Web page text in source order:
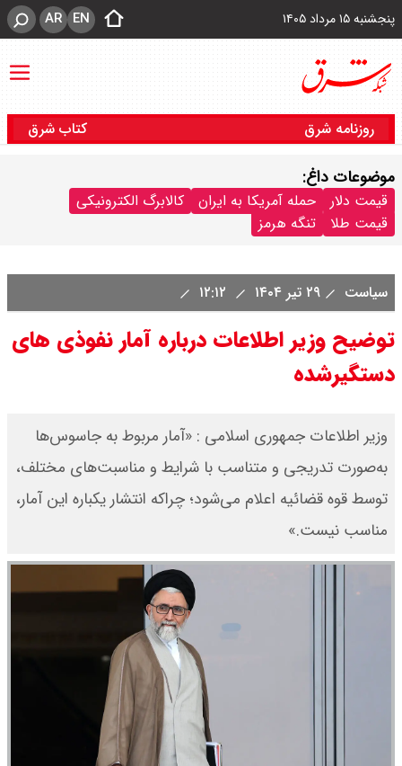
پنجشنبه ۱۵ مرداد ۱۴۰۵ EN
AR
روزنامه شرق کتاب شرق
موضوعات داغ:
قیمت دلار حمله آمریکا به ایران
کالابرگ الکترونیکی
قیمت طلا
تنگه هرمز
سیاست ۲۹ تیر ۱۴۰۴
توضیح وزیر اطلاعات درباره آمار نفوذی های
دستگیرشده
وزیر اطلاعات جمهوری اسلامی : «آمار مربوط به جاسوس‌ها
به‌صورت تدریجی و متناسب با شرایط و مناسبت‌های مختلف،
توسط قوه قضائیه اعلام می‌شود؛ چراکه انتشار یکباره این آمار،
مناسب نیست.»